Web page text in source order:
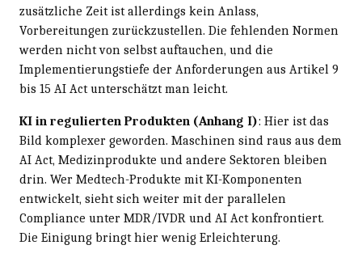
zusätzliche Zeit ist allerdings kein Anlass,
Vorbereitungen zurückzustellen. Die fehlenden Normen
werden nicht von selbst auftauchen, und die
Implementierungstiefe der Anforderungen aus Artikel 9
bis 15 AI Act unterschätzt man leicht.
KI in regulierten Produkten (Anhang I): Hier ist das
Bild komplexer geworden. Maschinen sind raus aus dem
AI Act, Medizinprodukte und andere Sektoren bleiben
drin. Wer Medtech-Produkte mit KI-Komponenten
entwickelt, sieht sich weiter mit der parallelen
Compliance unter MDR/IVDR und AI Act konfrontiert.
Die Einigung bringt hier wenig Erleichterung.